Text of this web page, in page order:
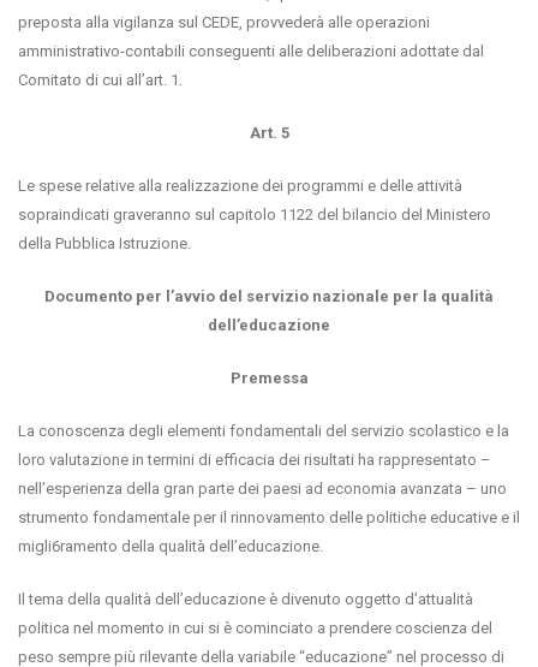
preposta alla vigilanza sul CEDE, provvederà alle operazioni
amministrativo-contabili conseguenti alle deliberazioni adottate dal
Comitato di cui all’art. 1.
Art. 5
Le spese relative alla realizzazione dei programmi e delle attività
sopraindicati graveranno sul capitolo 1122 del bilancio del Ministero
della Pubblica Istruzione.
Documento per l’avvio del servizio nazionale per la qualità
dell’educazione
Premessa
La conoscenza degli elementi fondamentali del servizio scolastico e la
loro valutazione in termini di efficacia dei risultati ha rappresentato –
nell’esperienza della gran parte dei paesi ad economia avanzata – uno
strumento fondamentale per il rinnovamento delle politiche educative e il
migli6ramento della qualità dell’educazione.
Il tema della qualità dell’educazione è divenuto oggetto d’attualità
politica nel momento in cui si è cominciato a prendere coscienza del
peso sempre più rilevante della variabile “educazione” nel processo di